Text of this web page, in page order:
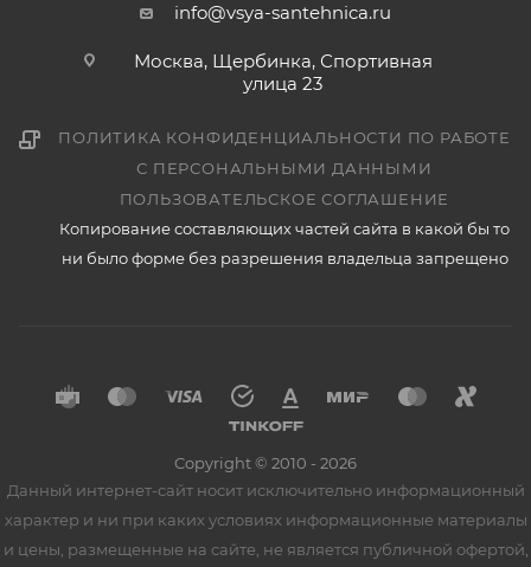
info@vsya-santehnica.ru
Москва, Щербинка, Спортивная
улица 23
ПОЛИТИКА КОНФИДЕНЦИАЛЬНОСТИ ПО РАБОТЕ
С ПЕРСОНАЛЬНЫМИ ДАННЫМИ
ПОЛЬЗОВАТЕЛЬСКОЕ СОГЛАШЕНИЕ
Копирование составляющих частей сайта в какой бы то
ни было форме без разрешения владельца запрещено
Copyright © 2010 - 2026
Данный интернет-сайт носит исключительно информационный
характер и ни при каких условиях информационные материалы
и цены, размещенные на сайте, не является публичной офертой,